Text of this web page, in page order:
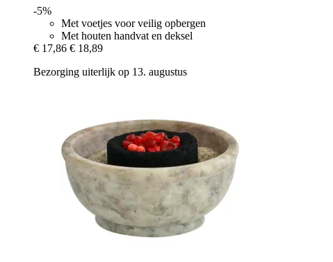
-5%
Met voetjes voor veilig opbergen
Met houten handvat en deksel
€ 17,86 € 18,89
Bezorging uiterlijk op 13. augustus